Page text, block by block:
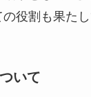
役割も果たし
いて